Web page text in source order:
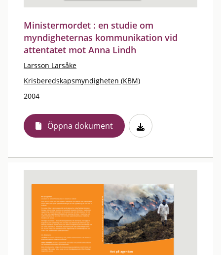
Ministermordet : en studie om
myndigheternas kommunikation vid
attentatet mot Anna Lindh
Larsson Larsåke
Krisberedskapsmyndigheten (KBM)
2004
Öppna dokument